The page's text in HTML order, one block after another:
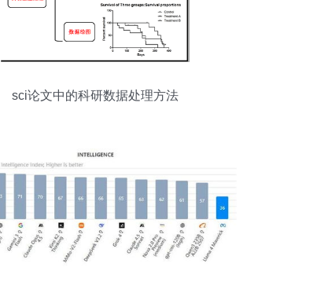
sci论文中的科研数据处理方法